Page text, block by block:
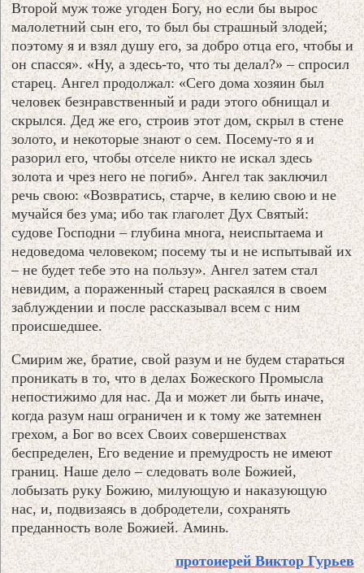
Второй муж тоже угоден Богу, но если бы вырос
малолетний сын его, то был бы страшный злодей;
поэтому я и взял душу его, за добро отца его, чтобы и
он спасся». «Ну, а здесь-то, что ты делал?» – спросил
старец. Ангел продолжал: «Сего дома хозяин был
человек безнравственный и ради этого обнищал и
скрылся. Дед же его, строив этот дом, скрыл в стене
золото, и некоторые знают о сем. Посему-то я и
разорил его, чтобы отселе никто не искал здесь
золота и чрез него не погиб». Ангел так заключил
речь свою: «Возвратись, старче, в келию свою и не
мучайся без ума; ибо так глаголет Дух Святый:
судове Господни – глубина многа, неиспытаема и
недоведома человеком; посему ты и не испытывай их
– не будет тебе это на пользу». Ангел затем стал
невидим, а пораженный старец раскаялся в своем
заблуждении и после рассказывал всем с ним
происшедшее.
Смирим же, братие, свой разум и не будем стараться
проникать в то, что в делах Божеского Промысла
непостижимо для нас. Да и может ли быть иначе,
когда разум наш ограничен и к тому же затемнен
грехом, а Бог во всех Своих совершенствах
беспределен, Его ведение и премудрость не имеют
границ. Наше дело – следовать воле Божией,
лобызать руку Божию, милующую и наказующую
нас, и, подвизаясь в добродетели, сохранять
преданность воле Божией. Аминь.
протоиерей Виктор Гурьев